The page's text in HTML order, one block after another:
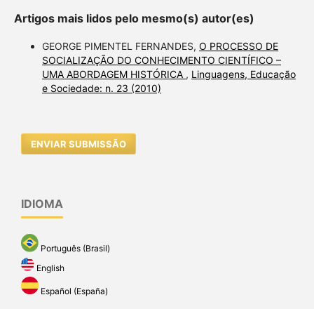
Artigos mais lidos pelo mesmo(s) autor(es)
GEORGE PIMENTEL FERNANDES, O PROCESSO DE
SOCIALIZAÇÃO DO CONHECIMENTO CIENTÍFICO –
UMA ABORDAGEM HISTÓRICA , Linguagens, Educação
e Sociedade: n. 23 (2010)
ENVIAR SUBMISSÃO
IDIOMA
Português (Brasil)
English
Español (España)